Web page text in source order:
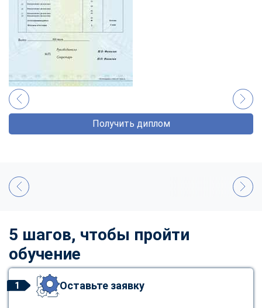
Получить диплом
5 шагов, чтобы пройти
обучение
1 Оставьте заявку